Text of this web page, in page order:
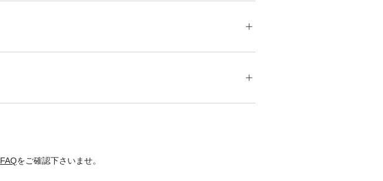
FAQをご確認下さいませ。